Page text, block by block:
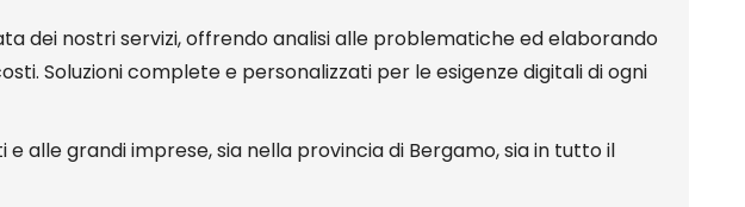
dei nostri servizi, offrendo analisi alle problematiche ed elaborando
Soluzioni complete e personalizzati per le esigenze digitali di ogni
alle grandi imprese, sia nella provincia di Bergamo, sia in tutto il